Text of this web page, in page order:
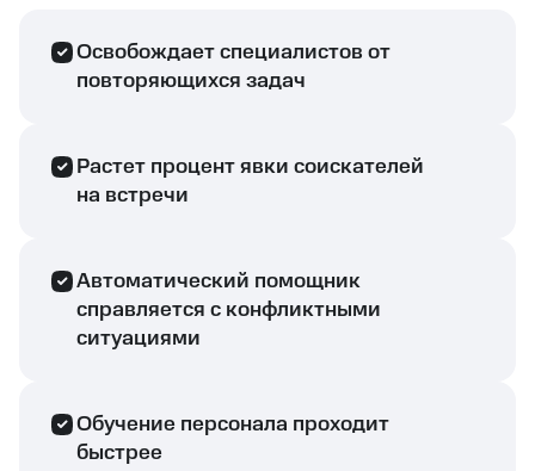
Освобождает специалистов от
повторяющихся задач
Растет процент явки соискателей
на встречи
Автоматический помощник
справляется с конфликтными
ситуациями
Обучение персонала проходит
быстрее